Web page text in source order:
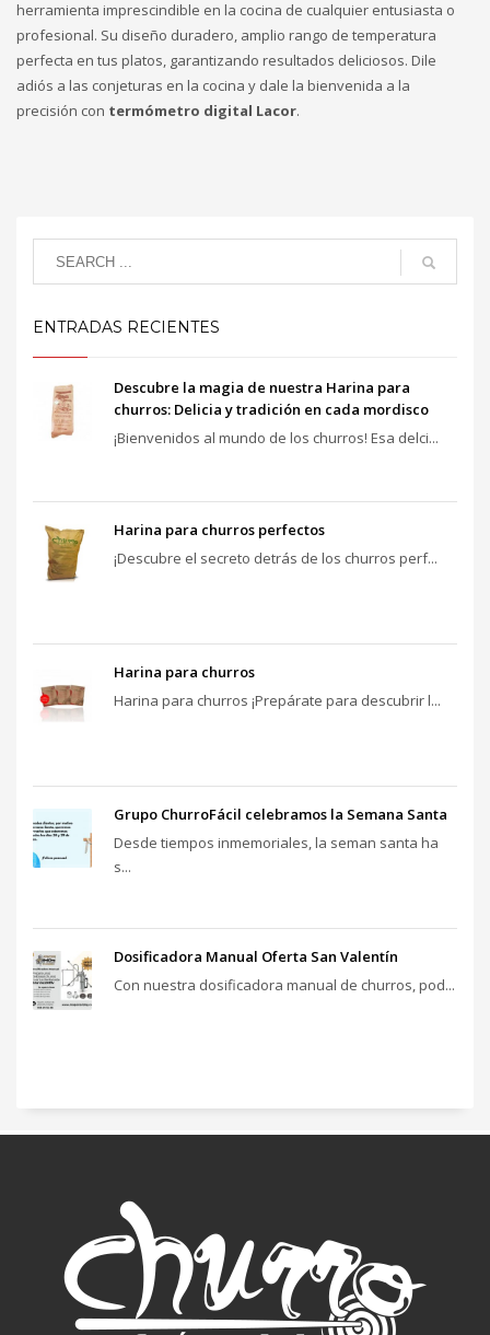
herramienta imprescindible en la cocina de cualquier entusiasta o
profesional. Su diseño duradero, amplio rango de temperatura
perfecta en tus platos, garantizando resultados deliciosos. Dile
adiós a las conjeturas en la cocina y dale la bienvenida a la
precisión con termómetro digital Lacor.
ENTRADAS RECIENTES
Descubre la magia de nuestra Harina para
churros: Delicia y tradición en cada mordisco
¡Bienvenidos al mundo de los churros! Esa delci...
Harina para churros perfectos
¡Descubre el secreto detrás de los churros perf...
Harina para churros
Harina para churros ¡Prepárate para descubrir l...
Grupo ChurroFácil celebramos la Semana Santa
Desde tiempos inmemoriales, la seman santa ha
s...
Dosificadora Manual Oferta San Valentín
Con nuestra dosificadora manual de churros, pod...